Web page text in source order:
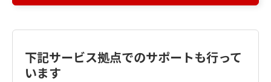
下記サービス拠点でのサポートも行って
います